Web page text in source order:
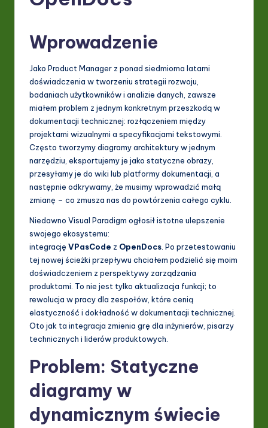
L
in
A
&
S
ft
w
Wprowadzenie
Jako Product Manager z ponad siedmioma latami
doświadczenia w tworzeniu strategii rozwoju,
badaniach użytkowników i analizie danych, zawsze
miałem problem z jednym konkretnym przeszkodą w
dokumentacji technicznej: rozłączeniem między
projektami wizualnymi a specyfikacjami tekstowymi.
Często tworzymy diagramy architektury w jednym
narzędziu, eksportujemy je jako statyczne obrazy,
przesyłamy je do wiki lub platformy dokumentacji, a
następnie odkrywamy, że musimy wprowadzić małą
zmianę – co zmusza nas do powtórzenia całego cyklu.
Niedawno Visual Paradigm ogłosił istotne ulepszenie
swojego ekosystemu:
integrację VPasCode z OpenDocs . Po przetestowaniu
tej nowej ścieżki przepływu chciałem podzielić się moim
doświadczeniem z perspektywy zarządzania
produktami. To nie jest tylko aktualizacja funkcji; to
rewolucja w pracy dla zespołów, które cenią
elastyczność i dokładność w dokumentacji technicznej.
Oto jak ta integracja zmienia grę dla inżynierów, pisarzy
technicznych i liderów produktowych.
Problem: Statyczne
diagramy w
dynamicznym świecie